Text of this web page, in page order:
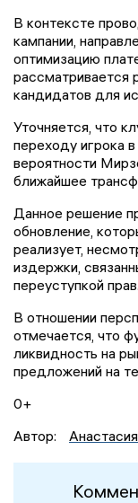
В контексте
кампании,
оптимизацию
рассматривается
кандидатов для
Уточняется, что
переходу игрока
вероятности
ближайшее
Данное решение
обновление,
реализует,
издержки,
переуступкой прав.
В отношении
отмечается, что
ликвидность на
предложений на
0+
Автор: